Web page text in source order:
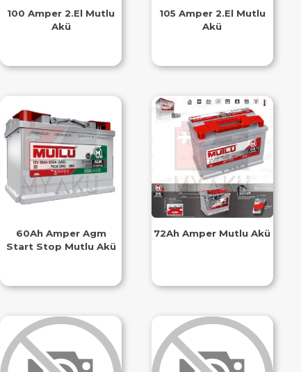
100 Amper 2.El Mutlu
Akü
105 Amper 2.El Mutlu
Akü
60Ah Amper Agm
Start Stop Mutlu Akü
72Ah Amper Mutlu Akü